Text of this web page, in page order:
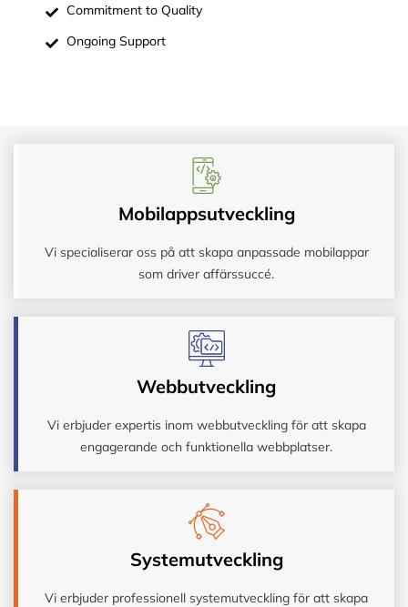
Commitment to Quality
Ongoing Support
Mobilappsutveckling
Vi specialiserar oss på att skapa anpassade mobilappar
som driver affärssuccé.
Webbutveckling
Vi erbjuder expertis inom webbutveckling för att skapa
engagerande och funktionella webbplatser.
Systemutveckling
Vi erbjuder professionell systemutveckling för att skapa